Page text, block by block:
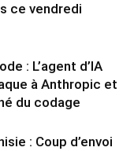
ce vendredi
: L’agent d’IA
à Anthropic et
du codage
: Coup d’envoi